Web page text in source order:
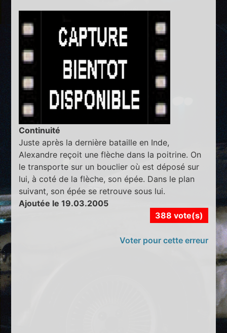
Continuité
Juste après la dernière bataille en Inde,
Alexandre reçoit une flèche dans la poitrine. On
le transporte sur un bouclier où est déposé sur
lui, à coté de la flèche, son épée. Dans le plan
suivant, son épée se retrouve sous lui.
Ajoutée le 19.03.2005
388 vote(s)
Voter pour cette erreur